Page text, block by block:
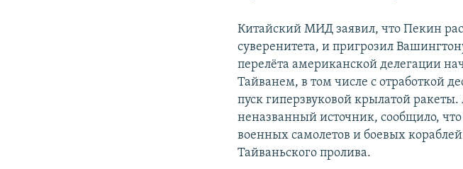
Китайский МИД заявил, что Пекин
суверенитета, и пригрозил
перелёта американской делегации
Тайванем, в том числе с отработкой
пуск гиперзвуковой крылатой ракеты.
неназванный источник, сообщило,
военных самолетов и боевых
Тайваньского пролива.